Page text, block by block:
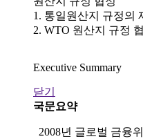
1. 통일원산지 규정의
2. WTO 원산지 규정
Executive Summary
닫기
국문요약
2008년 글로벌 금융